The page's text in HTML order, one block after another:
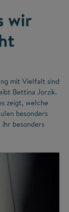
wir
mit Vielfalt sind
Bettina Jorzik.
zeigt, welche
besonders
besonders